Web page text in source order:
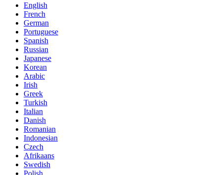
English
French
German
Portuguese
Spanish
Russian
Japanese
Korean
Arabic
Irish
Greek
Turkish
Italian
Danish
Romanian
Indonesian
Czech
Afrikaans
Swedish
Polish